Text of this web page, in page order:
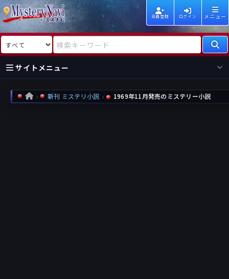
会員登録 ログイン メニュー
検索対象 検索キーワード
サイトメニュー
国内
作家
海外
作家
新着
レビュー
新刊
情報
HOME 新刊 ミステリ小説 1969年11月発売のミステリー小説